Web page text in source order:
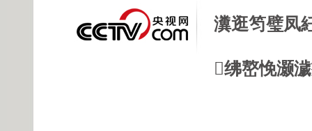
瀵逛笉璧凤
绋嶅悗灏